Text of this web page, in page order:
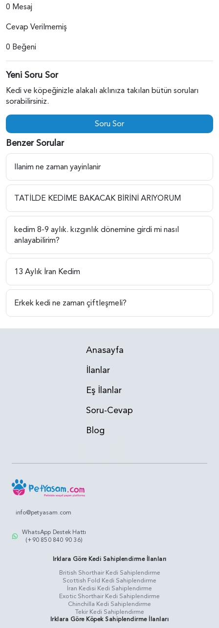
0 Mesaj
Cevap Verilmemiş
0 Beğeni
Yeni Soru Sor
Kedi ve köpeğinizle alakalı aklınıza takılan bütün soruları
sorabilirsiniz.
Soru Sor
Benzer Sorular
Ilanim ne zaman yayinlanir
TATİLDE KEDİME BAKACAK BİRİNİ ARIYORUM
kedim 8-9 aylık. kızgınlık dönemine girdi mi nasıl
anlayabilirim?
13 Aylık İran Kedim
Erkek kedi ne zaman çiftleşmeli?
Anasayfa
İlanlar
Eş İlanlar
Soru-Cevap
Blog
info@petyasam.com
WhatsApp Destek Hattı
(+90 850 840 90 36)
Irklara Göre Kedi Sahiplendirme İlanları
British Shorthair Kedi Sahiplendirme
Scottish Fold Kedi Sahiplendirme
İran Kedisi Kedi Sahiplendirme
Exotic Shorthair Kedi Sahiplendirme
Chinchilla Kedi Sahiplendirme
Tekir Kedi Sahiplendirme
Irklara Göre Köpek Sahiplendirme İlanları